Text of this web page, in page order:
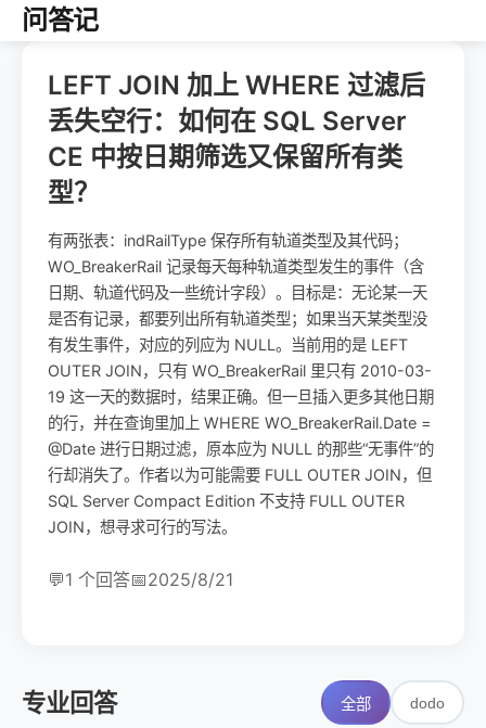
问答记
LEFT JOIN 加上 WHERE 过滤后
丢失空行：如何在 SQL Server
CE 中按日期筛选又保留所有类
型？
有两张表：indRailType 保存所有轨道类型及其代码；
WO_BreakerRail 记录每天每种轨道类型发生的事件（含
日期、轨道代码及一些统计字段）。目标是：无论某一天
是否有记录，都要列出所有轨道类型；如果当天某类型没
有发生事件，对应的列应为 NULL。当前用的是 LEFT
OUTER JOIN，只有 WO_BreakerRail 里只有 2010-03-
19 这一天的数据时，结果正确。但一旦插入更多其他日期
的行，并在查询里加上 WHERE WO_BreakerRail.Date =
@Date 进行日期过滤，原本应为 NULL 的那些“无事件”的
行却消失了。作者以为可能需要 FULL OUTER JOIN，但
SQL Server Compact Edition 不支持 FULL OUTER
JOIN，想寻求可行的写法。
💬1 个回答📅2025/8/21
专业回答 全部 dodo